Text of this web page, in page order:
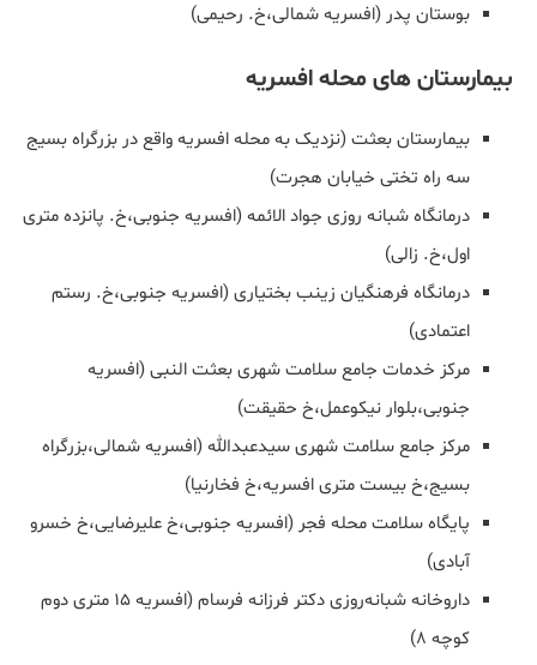
بوستان پدر (افسریه شمالی،خ. رحیمی)
بیمارستان های محله افسریه
بیمارستان بعثت (نزدیک به محله افسریه واقع در بزرگراه بسیج
سه راه تختی خیابان هجرت)
درمانگاه شبانه روزی جواد الائمه (افسریه جنوبی،خ. پانزده متری
اول،خ. زالی)
درمانگاه فرهنگیان زینب بختیاری (افسریه جنوبی،خ. رستم
اعتمادی)
مرکز خدمات جامع سلامت شهری بعثت النبی (افسریه
جنوبی،بلوار نیکوعمل،خ حقیقت)
مرکز جامع سلامت شهری سیدعبدالله (افسریه شمالی،بزرگراه
بسیج،خ بیست متری افسریه،خ فخارنیا)
پایگاه سلامت محله فجر (افسریه جنوبی،خ علیرضایی،خ خسرو
آبادی)
داروخانه شبانه‌روزی دكتر فرزانه فرسام (افسریه 15 متری دوم
کوچه 8)